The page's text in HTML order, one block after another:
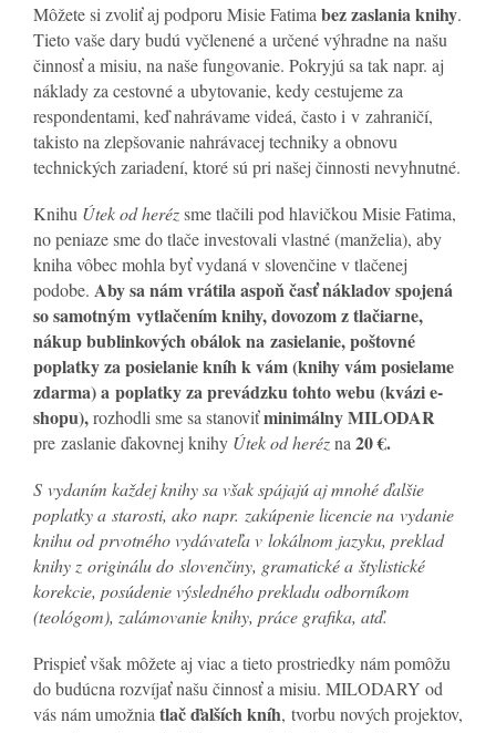
Môžete si zvoliť aj podporu Misie Fatima bez zaslania knihy.
Tieto vaše dary budú vyčlenené a určené výhradne na našu
činnosť a misiu, na naše fungovanie. Pokryjú sa tak napr. aj
náklady za cestovné a ubytovanie, kedy cestujeme za
respondentami, keď nahrávame videá, často i v zahraničí,
takisto na zlepšovanie nahrávacej techniky a obnovu
technických zariadení, ktoré sú pri našej činnosti nevyhnutné.
Knihu Útek od herézsme tlačili pod hlavičkou Misie Fatima,
no peniaze sme do tlače investovali vlastné (manželia), aby
kniha vôbec mohla byť vydaná v slovenčine v tlačenej
podobe. Aby sa nám vrátila aspoň časť nákladov spojená
so samotným vytlačením knihy, dovozom z tlačiarne,
nákup bublinkových obálok na zasielanie, poštovné
poplatky za posielanie kníh k vám (knihy vám posielame
zdarma) a poplatky za prevádzku tohto webu (kvázi e-
shopu),rozhodli sme sa stanoviťminimálny MILODAR
pre zaslanie ďakovnej knihy Útek od herézna 20 €.
S vydaním každej knihy sa však spájajú aj mnohé ďalšie
poplatky a starosti, ako napr. zakúpenie licencie na vydanie
knihu od prvotného vydávateľa v lokálnom jazyku, preklad
knihy z originálu do slovenčiny, gramatické a štylistické
korekcie, posúdenie výsledného prekladu odborníkom
(teológom), zalámovanie knihy, práce grafika, atď.
Prispieť však môžete aj viac a tieto prostriedky nám pomôžu
do budúcna rozvíjať našu činnosť a misiu. MILODARY od
vás nám umožnia tlač ďalších kníh, tvorbu nových projektov,